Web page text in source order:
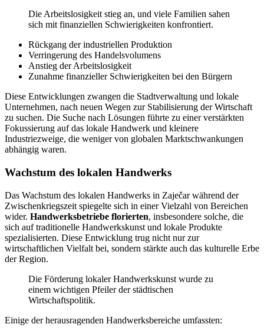
Die Arbeitslosigkeit stieg an, und viele Familien sahen
sich mit finanziellen Schwierigkeiten konfrontiert.
Rückgang der industriellen Produktion
Verringerung des Handelsvolumens
Anstieg der Arbeitslosigkeit
Zunahme finanzieller Schwierigkeiten bei den Bürgern
Diese Entwicklungen zwangen die Stadtverwaltung und lokale
Unternehmen, nach neuen Wegen zur Stabilisierung der Wirtschaft
zu suchen. Die Suche nach Lösungen führte zu einer verstärkten
Fokussierung auf das lokale Handwerk und kleinere
Industriezweige, die weniger von globalen Marktschwankungen
abhängig waren.
Wachstum des lokalen Handwerks
Das Wachstum des lokalen Handwerks in Zaječar während der
Zwischenkriegszeit spiegelte sich in einer Vielzahl von Bereichen
wider. Handwerksbetriebe florierten, insbesondere solche, die
sich auf traditionelle Handwerkskunst und lokale Produkte
spezialisierten. Diese Entwicklung trug nicht nur zur
wirtschaftlichen Vielfalt bei, sondern stärkte auch das kulturelle Erbe
der Region.
Die Förderung lokaler Handwerkskunst wurde zu
einem wichtigen Pfeiler der städtischen
Wirtschaftspolitik.
Einige der herausragenden Handwerksbereiche umfassten: